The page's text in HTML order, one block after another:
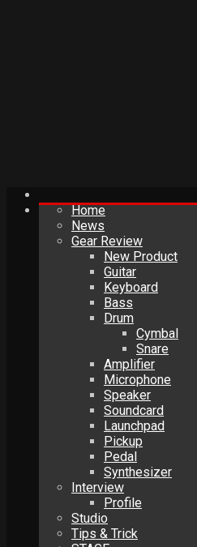
Home
News
Gear Review
New Product
Guitar
Keyboard
Bass
Drum
Cymbal
Snare
Amplifier
Microphone
Speaker
Soundcard
Launchpad
Pickup
Pedal
Synthesizer
Interview
Profile
Studio
Tips & Trick